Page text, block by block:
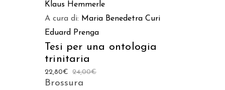
Klaus Hemmerle
A cura di: Maria Benedetra Curi
Eduard Prenga
Tesi per una ontologia
trinitaria
24,00€
22,80€
Brossura